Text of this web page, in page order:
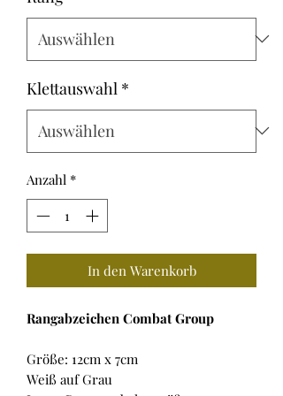
Klettauswahl *
Anzahl *
In den Warenkorb
Rangabzeichen Combat Group
Größe: 12cm x 7cm
Weiß auf Grau